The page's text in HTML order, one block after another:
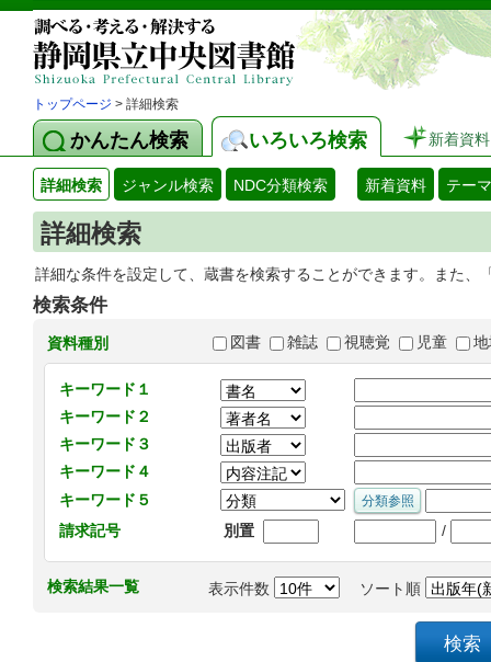
トップページ > 詳細検索
かんたん検索 いろいろ検索 新着資料
詳細検索 ジャンル検索 NDC分類検索 新着資料 テー
詳細検索
詳細な条件を設定して、蔵書を検索することができます。また
検索条件
資料種別 図書 雑誌 視聴覚 児童
キーワード１
キーワード２
キーワード３
キーワード４
キーワード５
請求記号
別置 /
検索結果一覧 表示件数 ソート順